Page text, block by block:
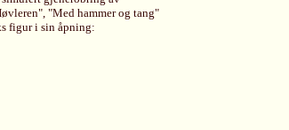
"Med hammer og tang"
figur i sin åpning: